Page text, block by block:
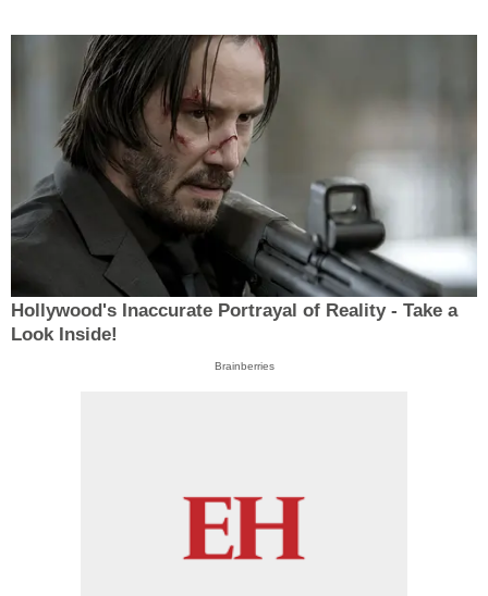
Hollywood's Inaccurate Portrayal of Reality - Take a
Look Inside!
Brainberries